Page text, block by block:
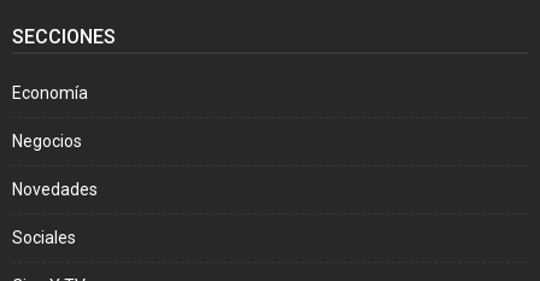
SECCIONES
Economía
Negocios
Novedades
Sociales